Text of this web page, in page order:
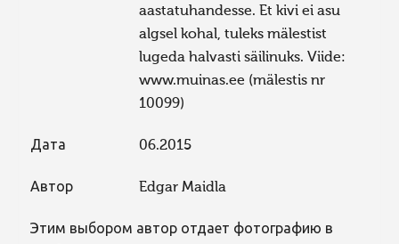
aastatuhandesse. Et kivi ei asu
algsel kohal, tuleks mälestist
lugeda halvasti säilinuks. Viide:
www.muinas.ee (mälestis nr
10099)
Дата 06.2015
Автор Edgar Maidla
Этим выбором автор отдает фотографию в